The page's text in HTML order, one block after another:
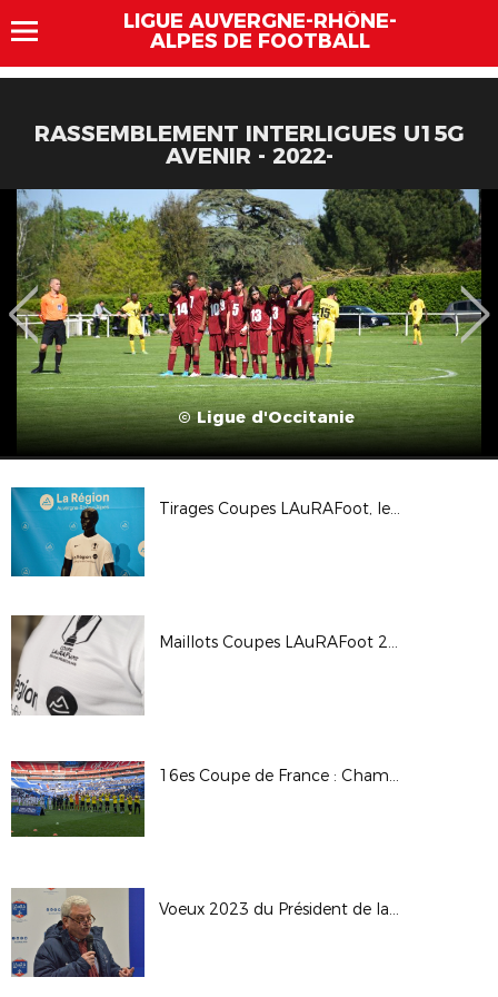
LIGUE AUVERGNE-RHÔNE-
ALPES DE FOOTBALL
RASSEMBLEMENT INTERLIGUES U15G
AVENIR - 2022-
© Ligue d'Occitanie
Tirages Coupes LAuRAFoot, le 25 janvier 2023, Hôtel de Région à Lyon
Maillots Coupes LAuRAFoot 2023
16es Coupe de France : Chambéry SF / OL
Voeux 2023 du Président de la LAuRAFoot